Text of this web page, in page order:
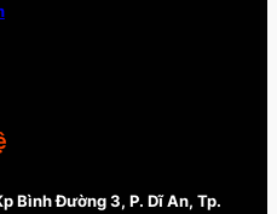
Bình Đường 3, P. Dĩ An, Tp.